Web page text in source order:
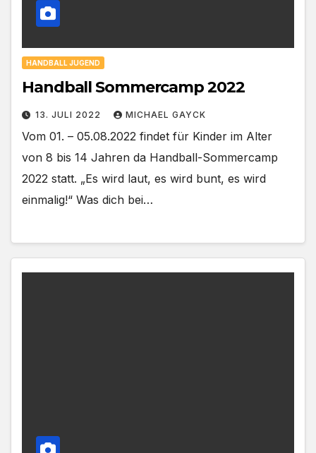
HANDBALL JUGEND
Handball Sommercamp 2022
13. JULI 2022 MICHAEL GAYCK
Vom 01. – 05.08.2022 findet für Kinder im Alter
von 8 bis 14 Jahren da Handball-Sommercamp
2022 statt. „Es wird laut, es wird bunt, es wird
einmalig!“ Was dich bei…